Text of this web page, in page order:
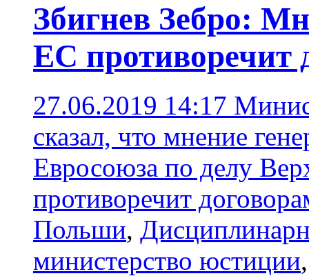
Збигнев Зебро:
ЕС противоречит
27.06.2019 14:17
сказал, что мнение
Евросоюза по делу
противоречит
Польши,
министерство юстиции